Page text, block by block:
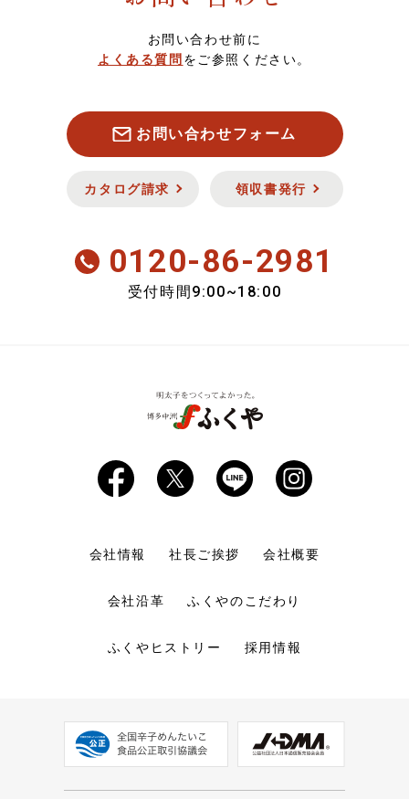
酒類・飲料品
会員のみ特別送料
8,000円以上
定期・頒布会注文について
キャンセル・返品について
お問い合わせ前に
よくある質問 をご参照ください。
お問い合わせフォーム
カタログ請求 領収書発行
0120-86-2981
受付時間 9:00~18:00
会社情報 社長ご挨拶 会社概要
会社沿革 ふくやのこだわり
ふくやヒストリー 採用情報